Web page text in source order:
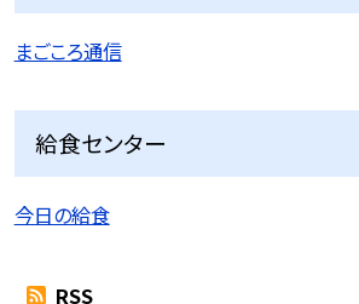
まごころ通信
給食センター
今日の給食
RSS